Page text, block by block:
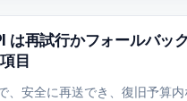
は再試行かフォールバッ
目
、安全に再送でき、復旧予算